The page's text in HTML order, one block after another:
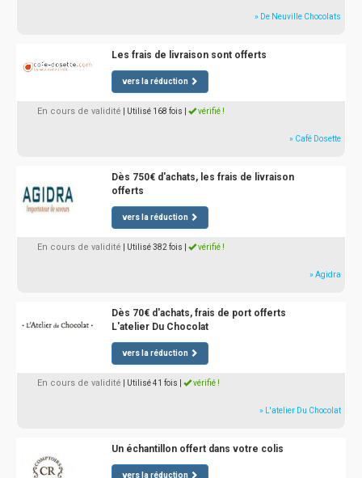
» De Neuville Chocolats
Les frais de livraison sont offerts
vers la réduction
En cours de validité | Utilisé 168 fois vérifié !
» Café Dosette
Dès 750€ d'achats, les frais de livraison
offerts
vers la réduction
En cours de validité | Utilisé 382 fois vérifié !
» Agidra
Dès 70€ d'achats, frais de port offerts
L'atelier Du Chocolat
vers la réduction
En cours de validité | Utilisé 41 fois vérifié !
» L'atelier Du Chocolat
Un échantillon offert dans votre colis
vers la réduction